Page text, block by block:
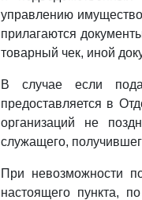
управлению
прилагаются
товарный чек, иной
В случае если
предоставляется в
организаций не
служащего,
При невозможности
настоящего пункта,